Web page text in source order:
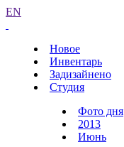
EN
Новое
Инвентарь
Задизайнено
Студия
Фото дня
2013
Июнь